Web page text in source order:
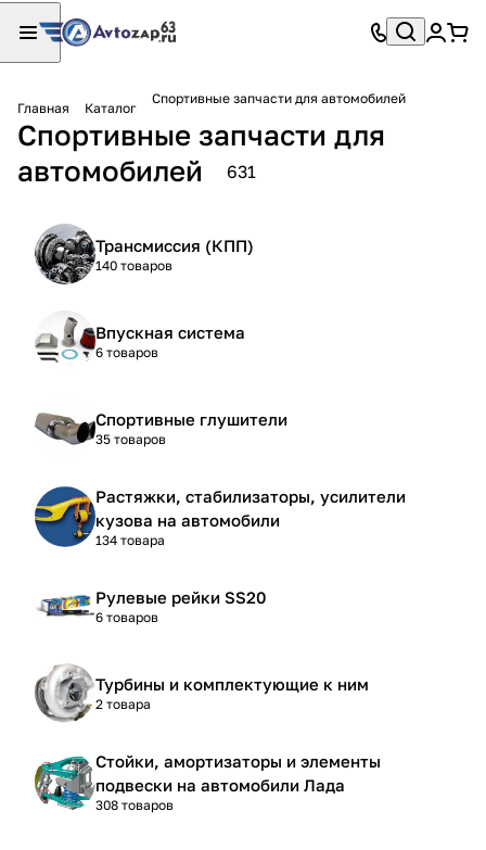
Главная Каталог
Спортивные запчасти для автомобилей
Спортивные запчасти для
автомобилей
631
Трансмиссия (КПП)
140 товаров
Впускная система
6 товаров
Спортивные глушители
35 товаров
Растяжки, стабилизаторы, усилители
кузова на автомобили
134 товара
Рулевые рейки SS20
6 товаров
Турбины и комплектующие к ним
2 товара
Стойки, амортизаторы и элементы
подвески на автомобили Лада
308 товаров